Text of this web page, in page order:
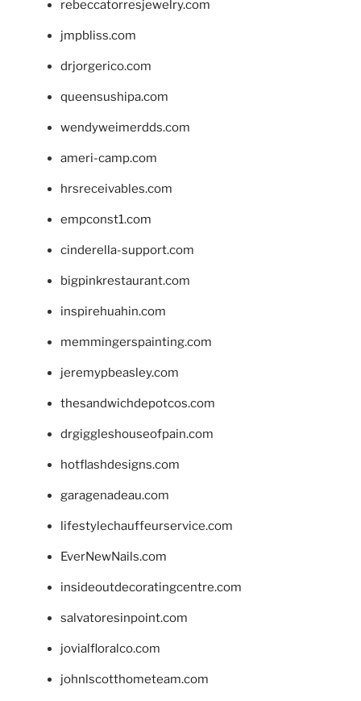
rebeccatorresjewelry.com
jmpbliss.com
drjorgerico.com
queensushipa.com
wendyweimerdds.com
ameri-camp.com
hrsreceivables.com
empconst1.com
cinderella-support.com
bigpinkrestaurant.com
inspirehuahin.com
memmingerspainting.com
jeremypbeasley.com
thesandwichdepotcos.com
drgiggleshouseofpain.com
hotflashdesigns.com
garagenadeau.com
lifestylechauffeurservice.com
EverNewNails.com
insideoutdecoratingcentre.com
salvatoresinpoint.com
jovialfloralco.com
johnlscotthometeam.com